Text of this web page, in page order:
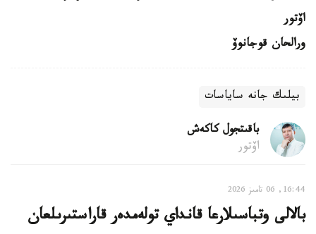
اۆتور
ورالحان قوجانوۆ
بيلىك جانە ساياسات
باقىتجول كاكەش
اۆتور
16:44, 06 تامىز 2026
بالالى وتباسىلارعا قانداي تولەمدەر قاراستىرىلعان